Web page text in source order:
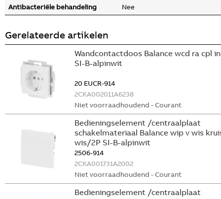
Antibacteriële behandeling
Nee
Gerelateerde artikelen
Wandcontactdoos Balance wcd ra cpl
SI-B-alpinwit
20 EUCR-914
2CKA002011A6238
Niet voorraadhoudend - Courant
Bedieningselement /centraalplaat
schakelmateriaal Balance wip v wis
wis/2P SI-B-alpinwit
2506-914
2CKA001731A2002
Niet voorraadhoudend - Courant
Bedieningselement /centraalplaat